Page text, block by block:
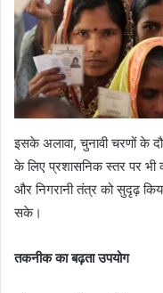
इसके अलावा, चुनावी चरणों के
के लिए प्रशासनिक स्तर पर भी
और निगरानी तंत्र को सुदृढ़
सके।
तकनीक का बढ़ता उपयोग